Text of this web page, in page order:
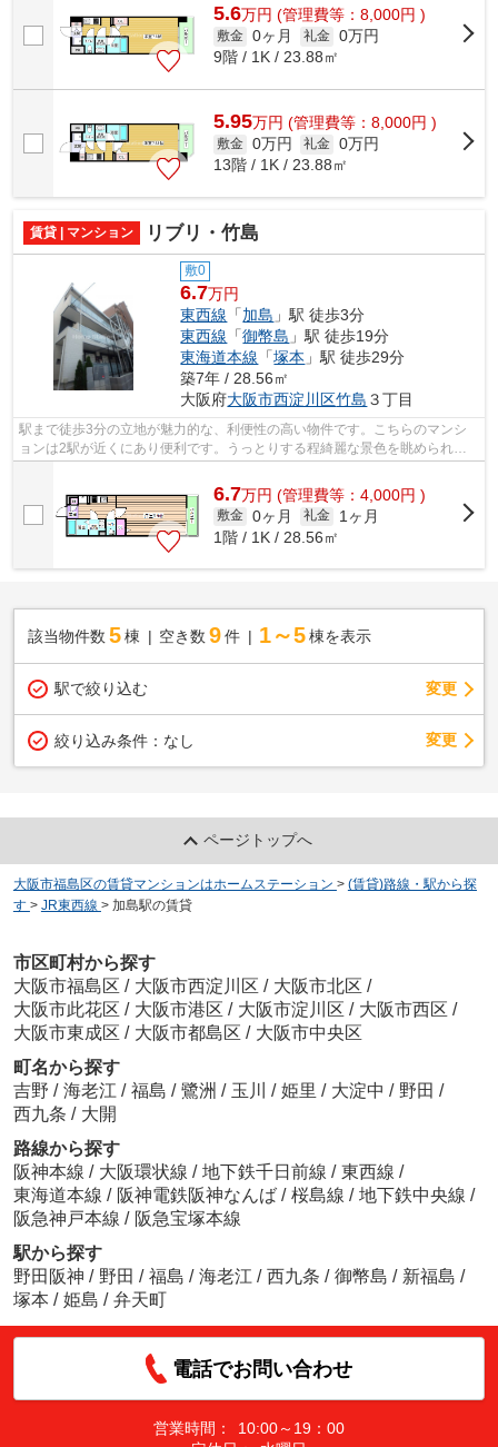
5.6万円 (管理費等：8,000円 )
敷金 0ヶ月 礼金 0万円
9階 / 1K / 23.88㎡
5.95万円 (管理費等：8,000円 )
敷金 0万円 礼金 0万円
13階 / 1K / 23.88㎡
賃貸 | マンション リブリ・竹島
敷0
6.7万円
東西線 「加島 」駅 徒歩3分
東西線 「御幣島 」駅 徒歩19分
東海道本線 「塚本 」駅 徒歩29分
築7年 / 28.56㎡
大阪府大阪市西淀川区竹島 ３丁目
駅まで徒歩3分の立地が魅力的な、利便性の高い物件です。こちらのマンシ
ョンは2駅が近くにあり便利です。うっとりする程綺麗な景色を眺められ
6.7万円 (管理費等：4,000円 )
敷金 0ヶ月 礼金
1ヶ月
1階 / 1K / 28.56㎡
該当物件数 5棟 空き数 9 件 1～5 棟を表示
駅で絞り込む 変更
絞り込み条件： なし 変更
ページトップへ
大阪市福島区の賃貸マンションはホームステーション > (賃貸)路線・駅から探
す > JR東西線 > 加島駅の賃貸
市区町村から探す
大阪市福島区 / 大阪市西淀川区 / 大阪市北区 /
大阪市此花区 / 大阪市港区 / 大阪市淀川区 / 大阪市西区 /
大阪市東成区 / 大阪市都島区 / 大阪市中央区
町名から探す
吉野 / 海老江 / 福島 / 鷺洲 / 玉川 / 姫里 / 大淀中 / 野田 /
西九条 / 大開
路線から探す
阪神本線 / 大阪環状線 / 地下鉄千日前線 / 東西線 /
東海道本線 / 阪神電鉄阪神なんば / 桜島線 / 地下鉄中央線 /
阪急神戸本線 / 阪急宝塚本線
駅から探す
野田阪神 / 野田 / 福島 / 海老江 / 西九条 / 御幣島 / 新福島 /
塚本 / 姫島 / 弁天町
電話でお問い合わせ
営業時間：
10:00～19：00